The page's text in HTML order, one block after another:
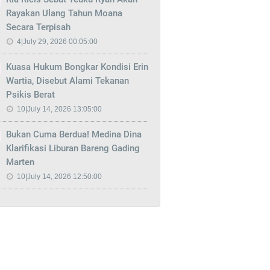
Rayakan Ulang Tahun Moana
Secara Terpisah
4|July 29, 2026 00:05:00
Kuasa Hukum Bongkar Kondisi Erin
Wartia, Disebut Alami Tekanan
Psikis Berat
10|July 14, 2026 13:05:00
Bukan Cuma Berdua! Medina Dina
Klarifikasi Liburan Bareng Gading
Marten
10|July 14, 2026 12:50:00